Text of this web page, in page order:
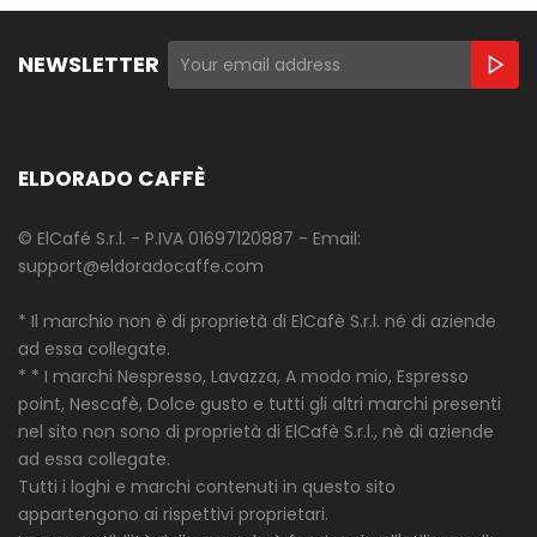
NEWSLETTER
ELDORADO CAFFÈ
© ElCafé S.r.l. - P.IVA 01697120887 - Email:
support@eldoradocaffe.com
* Il marchio non è di proprietà di ElCafè S.r.l. né di aziende
ad essa collegate.
* * I marchi Nespresso, Lavazza, A modo mio, Espresso
point, Nescafè, Dolce gusto e tutti gli altri marchi presenti
nel sito non sono di proprietà di ElCafè S.r.l., nè di aziende
ad essa collegate.
Tutti i loghi e marchi contenuti in questo sito
appartengono ai rispettivi proprietari.